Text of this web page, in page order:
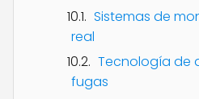
Sistemas de
real
Tecnología de
fugas